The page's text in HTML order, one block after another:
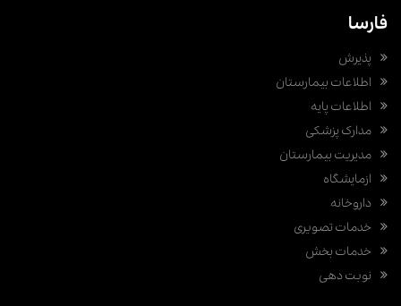
فارسا
پذیرش
اطلاعات بیمارستان
اطلاعات پایه
مدارک پزشکی
مدیریت بیمارستان
ازمایشگاه
داروخانه
خدمات تصویری
خدمات بخش
نوبت دهی